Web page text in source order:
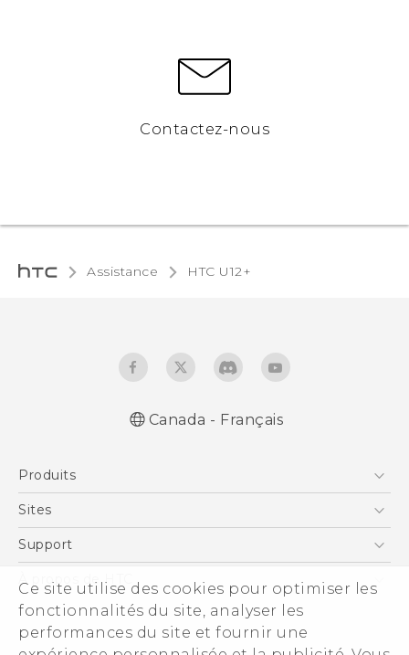
Ce site utilise des cookies pour optimiser les
fonctionnalités du site, analyser les
performances du site et fournir une
Contactez-nous
Assistance HTC U12+‎
Canada - Français
Produits
5G
EXODUS
VIVE
VIVEPORT
Sites
HTC Dev
Support
Statut de la commande
Aide à la commande
À propos de HTC
ESG
Investisseurs (Anglais)